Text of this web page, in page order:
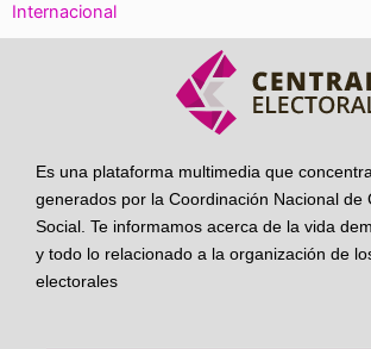
Internacional
Es una plataforma multimedia que
generados por la Coordinación Nacional de
Social. Te informamos acerca de la vida
y todo lo relacionado a la organización de
electorales